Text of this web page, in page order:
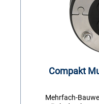
Compakt
Mehrfach-